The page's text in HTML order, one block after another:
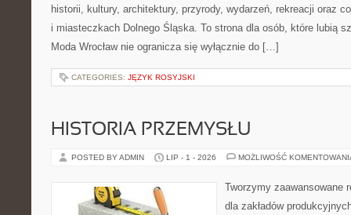
historii, kultury, architektury, przyrody, wydarzeń, rekreacji oraz
i miasteczkach Dolnego Śląska. To strona dla osób, które lubią
Moda Wrocław nie ogranicza się wyłącznie do […]
CATEGORIES: JĘZYK ROSYJSKI
HISTORIA PRZEMYSŁU
POSTED BY ADMIN LIP - 1 - 2026 MOŻLIWOŚĆ
Tworzymy zaawansowane
dla zakładów